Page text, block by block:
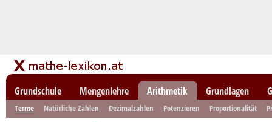
Grundschule Mengenlehre Arithmetik Grundlagen
Terme Natürliche Zahlen Dezimalzahlen Potenzieren Proportionalität